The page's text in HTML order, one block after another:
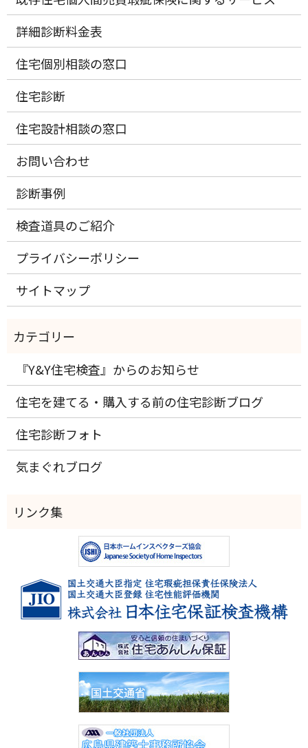
詳細診断料金表
住宅個別相談の窓口
住宅診断
住宅設計相談の窓口
お問い合わせ
診断事例
検査道具のご紹介
プライバシーポリシー
サイトマップ
『Y&Y住宅検査』からのお知らせ
住宅を建てる・購入する前の住宅診断ブログ
住宅診断フォト
気まぐれブログ